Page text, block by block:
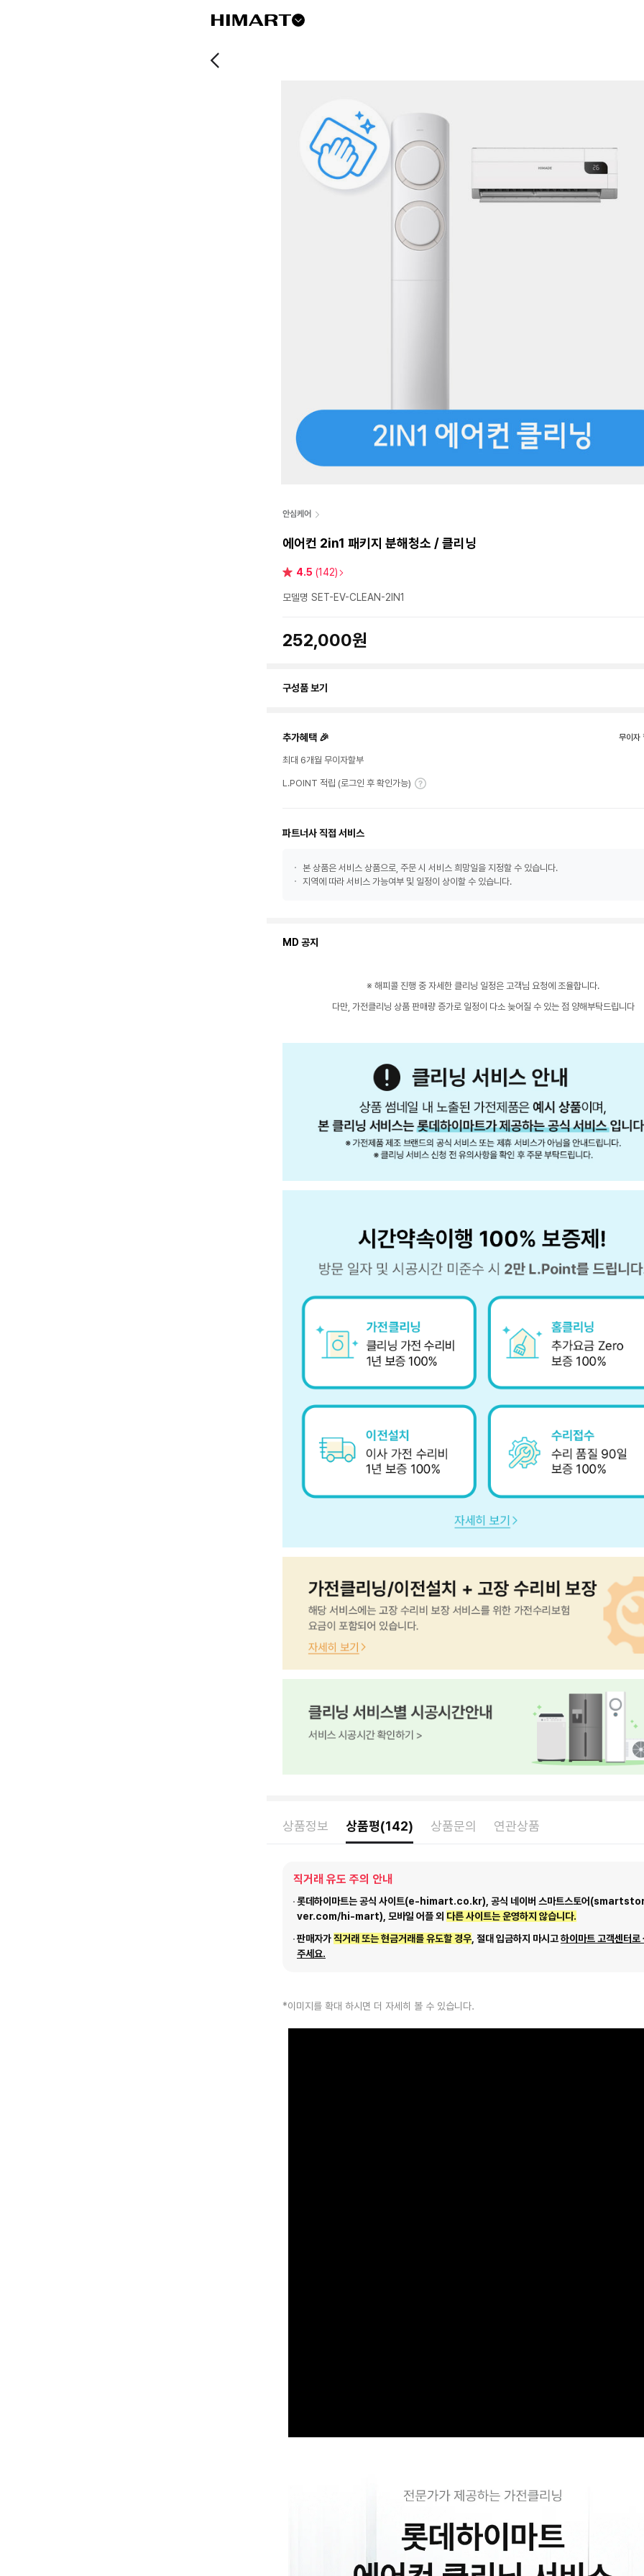
안심케어
에어컨 2in1 패키지 분해청소 / 클리닝
별 4.5 (142)
모델명 SET-EV-CLEAN-2IN1
252,000원
구성품 보기
추가혜택 🎉 무이자
최대 6개월 무이자할부
L.POINT 적립 (로그인 후 확인가능)
파트너사 직접 서비스
본 상품은 서비스 상품으로, 주문 시 서비스 희망일을 지정할 수 있습니다.
지역에 따라 서비스 가능여부 및 일정이 상이할 수 있습니다.
MD 공지
※ 해피콜 진행 중 자세한 클리닝 일정은 고객님 요청에 조율합니다.
다만, 가전클리닝 상품 판매량 증가로 일정이 다소 늦어질 수 있는 점 양해부탁드립니다
상품정보 상품평(142) 상품문의 연관상품
직거래 유도 주의 안내
롯데하이마트는 공식 사이트(e-himart.co.kr), 공식 네이버 스마트스토어
ver.com/hi-mart), 모바일 어플 외 다른 사이트는 운영하지 않습니다.
판매자가직거래 또는 현금거래를 유도할 경우, 절대 입금하지 마시고하이마트 고객센터로
주세요.
*이미지를 확대 하시면 더 자세히 볼 수 있습니다.